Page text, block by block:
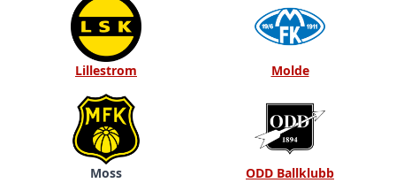
Lillestrom Molde
Moss ODD Ballklubb